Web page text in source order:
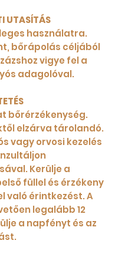
UTASÍTÁS
használatra.
bőrápolás céljából
vigye fel a
adagolóval.
bőrérzékenység.
elzárva tárolandó.
vagy orvosi kezelés
Kerülje a
füllel és érzékeny
való érintkezést. A
legalább 12
a napfényt és az